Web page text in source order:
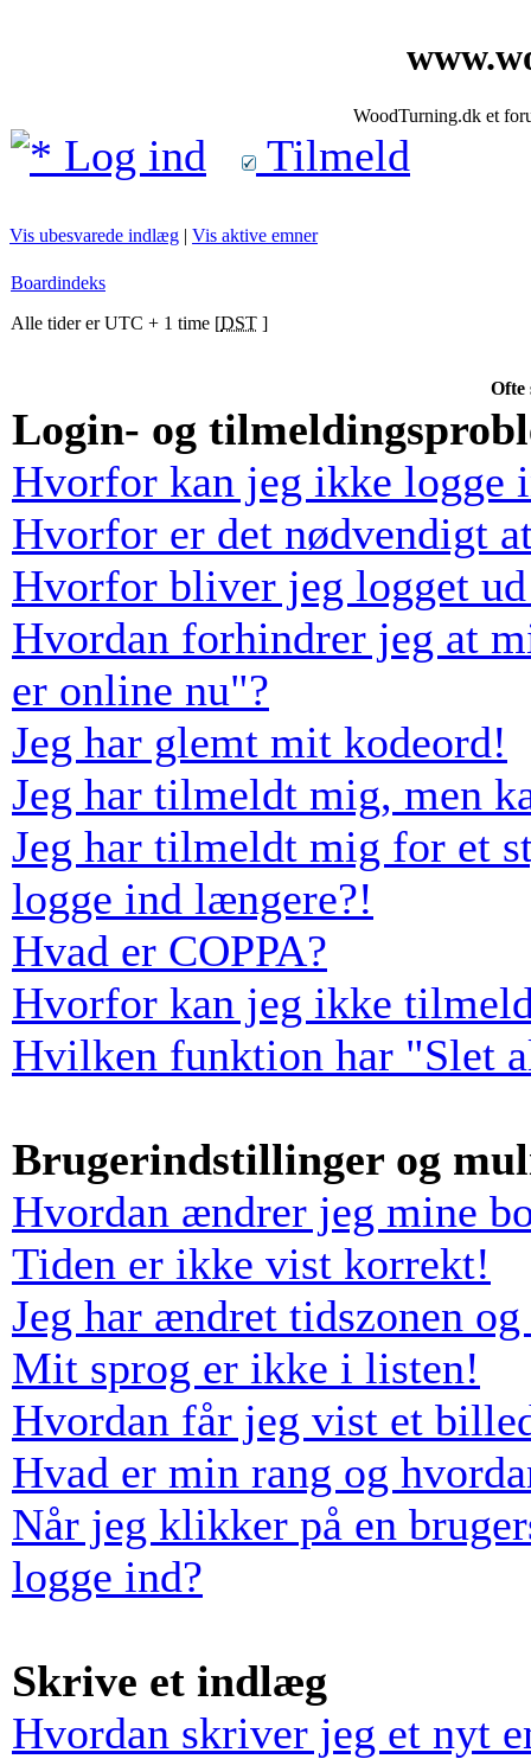
WoodTurning.dk et
Log ind Tilmeld
Vis ubesvarede indlæg | Vis aktive emner
Boardindeks
Alle tider er UTC + 1 time [DST ]
Ofte
Login- og
Hvorfor kan jeg ikke logge
Hvorfor er det nødvendigt
Hvorfor bliver jeg logget
Hvordan forhindrer jeg at
er online nu"?
Jeg har glemt mit kodeord!
Jeg har tilmeldt mig, men
Jeg har tilmeldt mig for et
logge ind længere?!
Hvad er COPPA?
Hvorfor kan jeg ikke
Hvilken funktion har "Slet
Brugerindstillinger og
Hvordan ændrer jeg mine
Tiden er ikke vist korrekt!
Jeg har ændret tidszonen
Mit sprog er ikke i listen!
Hvordan får jeg vist et
Hvad er min rang og
Når jeg klikker på en
logge ind?
Skrive et indlæg
Hvordan skriver jeg et nyt